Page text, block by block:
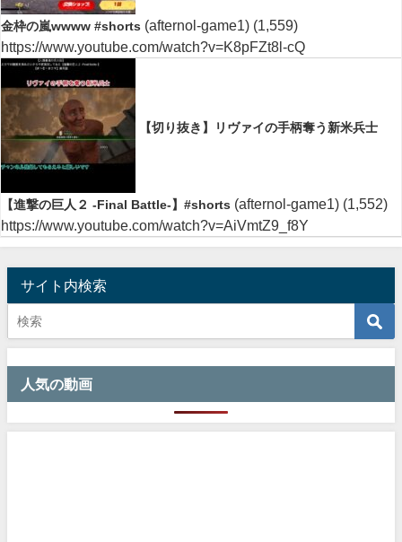
金枠の嵐wwww #shorts (afternol-game1) (1,559)
https://www.youtube.com/watch?v=K8pFZt8l-cQ
【切り抜き】リヴァイの手柄奪う新米兵士
【進撃の巨人２ -Final Battle-】#shorts (afternol-game1) (1,552)
https://www.youtube.com/watch?v=AiVmtZ9_f8Y
サイト内検索
人気の動画